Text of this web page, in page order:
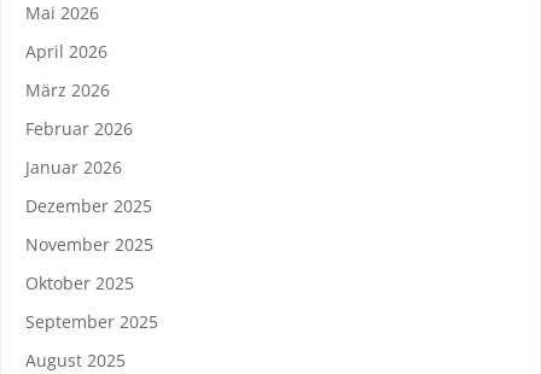
Mai 2026
April 2026
März 2026
Februar 2026
Januar 2026
Dezember 2025
November 2025
Oktober 2025
September 2025
August 2025